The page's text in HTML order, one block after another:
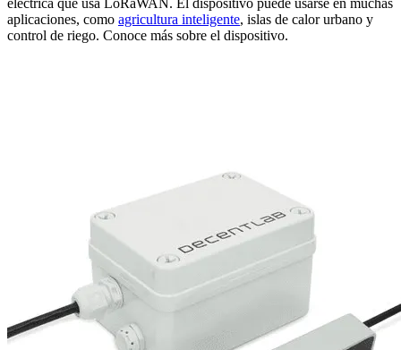
eléctrica que usa LoRaWAN. El dispositivo puede usarse en muchas
aplicaciones, como agricultura inteligente, islas de calor urbano y
control de riego. Conoce más sobre el dispositivo.